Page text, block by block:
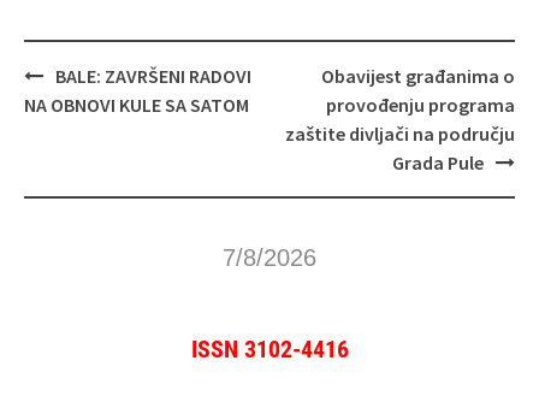
Navigacija
objava
BALE: ZAVRŠENI RADOVI
NA OBNOVI KULE SA SATOM
Obavijest građanima o
provođenju programa
zaštite divljači na području
Grada Pule
7/8/2026
ISSN 3102-4416